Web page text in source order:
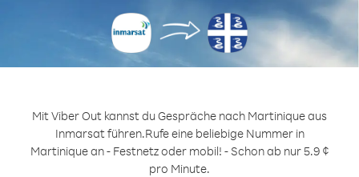
Mit Viber Out kannst du Gespräche nach Martinique aus
Inmarsat führen.Rufe eine beliebige Nummer in
Martinique an - Festnetz oder mobil! - Schon ab nur 5.9 ¢
pro Minute.